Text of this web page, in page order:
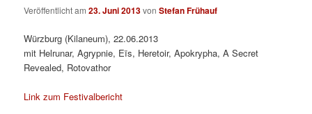
Veröffentlicht am23. Juni 2013vonStefan Frühauf
Würzburg (Kilaneum), 22.06.2013
mit Helrunar, Agrypnie, Eïs, Heretoir, Apokrypha, A Secret
Revealed, Rotovathor
Link zum Festivalbericht